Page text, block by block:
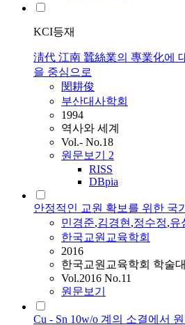
KCI등재
淸代 江南 蠶絲業의 專業化에
을 중심으로
閔耕俊
부산대사학회
1994
역사와 세계
Vol.- No.18
원문보기 2
RISS
DBpia
안정적인 교원 확보를 위한 국
민경준,김경현,정수정,유
한국교원교육학회
2016
한국교원교육학회 학술
Vol.2016 No.11
원문보기
Cu - Sn 10w/o 계의 소결에서